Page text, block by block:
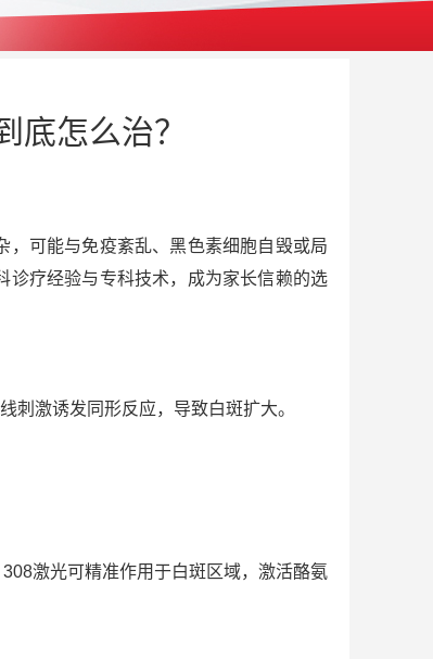
怎么治？
可能与免疫紊乱、黑色素细胞自毁或局
诊疗经验与专科技术，成为家长信赖的选
激诱发同形反应，导致白斑扩大。
激光可精准作用于白斑区域，激活酪氨